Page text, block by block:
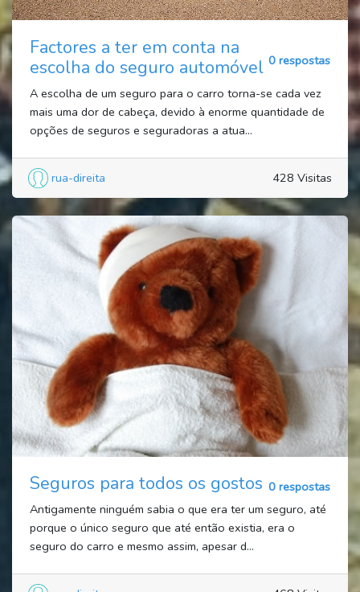
Factores a ter em conta na
escolha do seguro automóvel 0 respostas
A escolha de um seguro para o carro torna-se cada vez
mais uma dor de cabeça, devido à enorme quantidade de
opções de seguros e seguradoras a atua...
rua-direita 428 Visitas
Seguros para todos os gostos 0 respostas
Antigamente ninguém sabia o que era ter um seguro, até
porque o único seguro que até então existia, era o
seguro do carro e mesmo assim, apesar d...